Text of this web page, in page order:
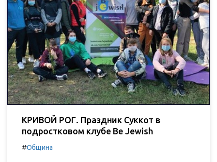
КРИВОЙ РОГ. Праздник Суккот в
подростковом клубе Be Jewish
#Община